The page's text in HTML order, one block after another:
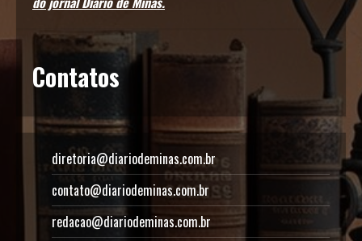
Contatos
diretoria@diariodeminas.com.br
contato@diariodeminas.com.br
redacao@diariodeminas.com.br